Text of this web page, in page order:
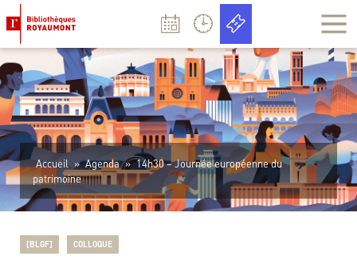
Accueil » Agenda » 14h30 – Journée européenne du
patrimoine
[BLGF] COLLOQUE
Panneau de gestion des cookies